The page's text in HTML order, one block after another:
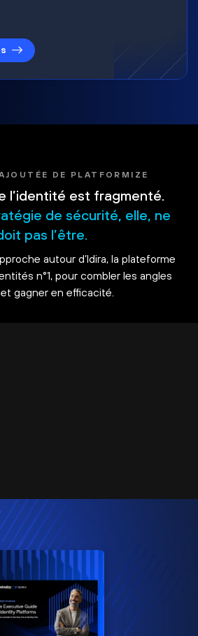
DE PLATFORMIZE
l’identité est fragmenté.
de sécurité, elle, ne
pas l’être.
autour d’Idira, la plateforme
n°1, pour combler les angles
gagner en efficacité.